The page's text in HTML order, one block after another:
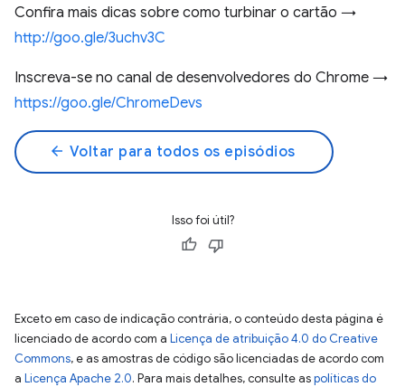
Confira mais dicas sobre como turbinar o cartão →
http://goo.gle/3uchv3C
Inscreva-se no canal de desenvolvedores do Chrome →
https://goo.gle/ChromeDevs
arrow_back Voltar para todos os episódios
Isso foi útil?
Exceto em caso de indicação contrária, o conteúdo desta página é
licenciado de acordo com a Licença de atribuição 4.0 do Creative
Commons, e as amostras de código são licenciadas de acordo com
a Licença Apache 2.0. Para mais detalhes, consulte aspolíticas do